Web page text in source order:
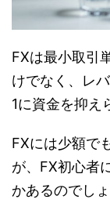
FXは最小取引
けでなく、レ
1に資金を抑え
FXには少額で
が、FX初心者
かあるのでし